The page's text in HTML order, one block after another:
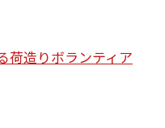
荷造りボランティア